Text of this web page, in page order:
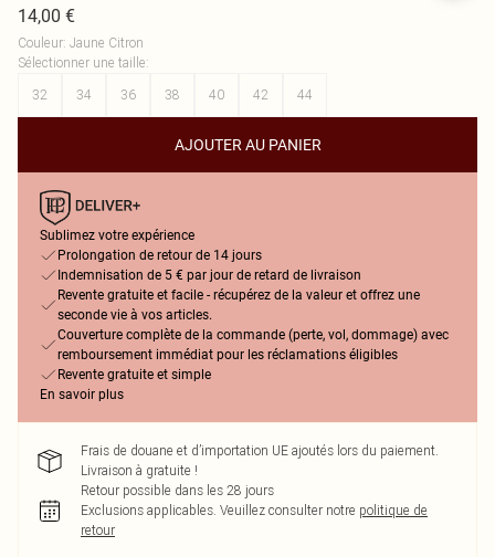
14,00 €
Couleur: Jaune Citron
Sélectionner une taille:
32
34 36 38 40 42 44
AJOUTER AU PANIER
Sublimez votre expérience
Prolongation de retour de 14 jours
Indemnisation de 5 € par jour de retard de livraison
Revente gratuite et facile - récupérez de la valeur et offrez une
seconde vie à vos articles.
Couverture complète de la commande (perte, vol, dommage) avec
remboursement immédiat pour les réclamations éligibles
Revente gratuite et simple
En savoir plus
Frais de douane et d’importation UE ajoutés lors du paiement.
Livraison à gratuite !
Retour possible dans les 28 jours
Exclusions applicables. Veuillez consulter notre politique de
retour